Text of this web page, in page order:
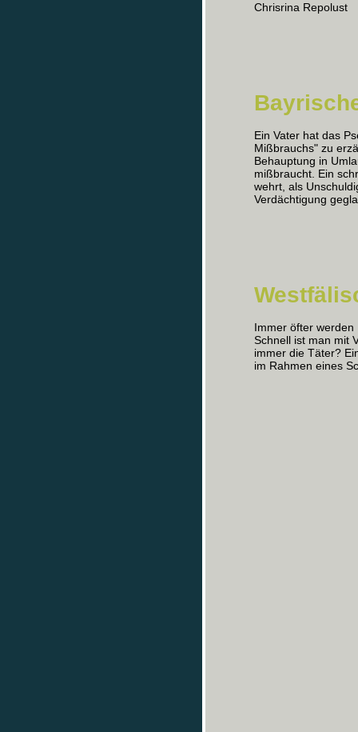
Chrisrina Repolust
Ein Vater hat das
Mißbrauchs" zu
Behauptung in
mißbraucht. Ein
wehrt, als
Verdächtigung
Immer öfter
Schnell ist man mit
immer die Täter?
im Rahmen eines